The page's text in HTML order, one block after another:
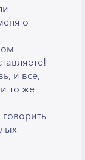
о
и все,
то же